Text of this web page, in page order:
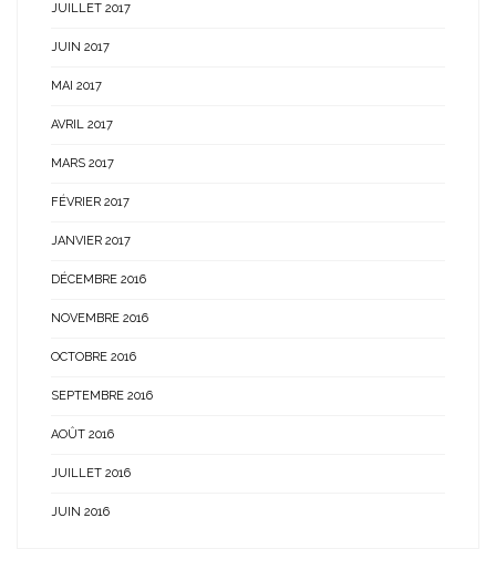
JUILLET 2017
JUIN 2017
MAI 2017
AVRIL 2017
MARS 2017
FÉVRIER 2017
JANVIER 2017
DÉCEMBRE 2016
NOVEMBRE 2016
OCTOBRE 2016
SEPTEMBRE 2016
AOÛT 2016
JUILLET 2016
JUIN 2016